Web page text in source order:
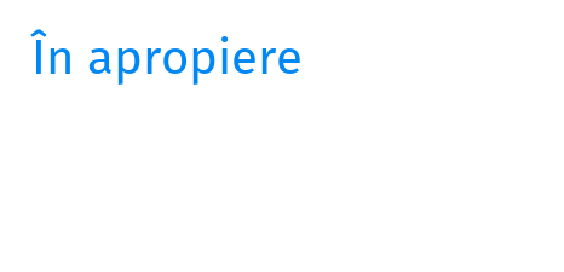
În apropiere